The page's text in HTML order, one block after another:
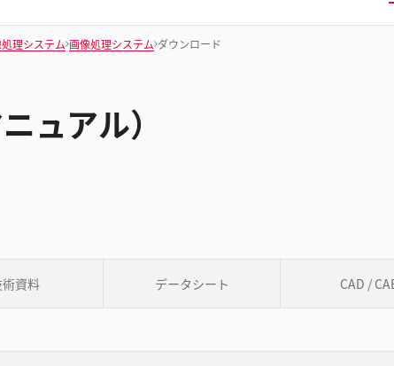
理システム 画像処理システム ダウンロード
ュアル）
資料 データシート CAD /